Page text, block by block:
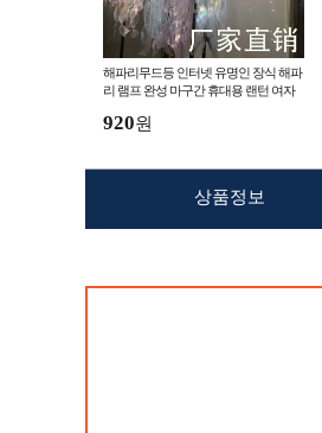
해파리무드등 인터넷 유명인 장식 해파
리 램프 완성 마구간 휴대용 랜턴 여자
920원
상품정보